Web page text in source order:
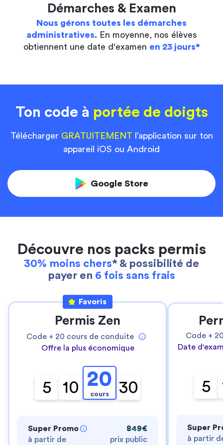
Démarches & Examen
Nous gérons toutes les démarches
administratives. En moyenne, nos élèves
obtiennent une date d'examen en 23 jours*
Ton code à portée de doigts
Télécharger GRATUITEMENT l’application sur ton
appareil iOS ou Android
Google Store
Découvre nos packs permis
30% moins chers* & possibilité de
payer en 6 fois sans frais
Favoris
Permis Zen
Code + 20 cours de conduite
Offre la plus économique
5 10 20
cours 30
Super Promo
à partir de
849€
prix public
Code +
Date
5
Super
à partir